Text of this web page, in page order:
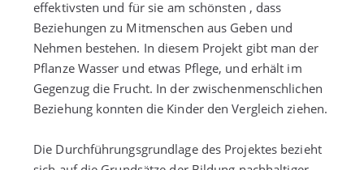
effektivsten und für sie am schönsten , dass
Beziehungen zu Mitmenschen aus Geben und
Nehmen bestehen. In diesem Projekt gibt man der
Pflanze Wasser und etwas Pflege, und erhält im
Gegenzug die Frucht. In der zwischenmenschlichen
Beziehung konnten die Kinder den Vergleich ziehen.
Die Durchführungsgrundlage des Projektes bezieht